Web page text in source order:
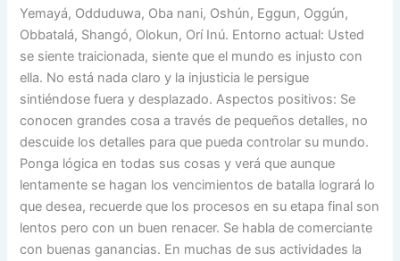
Yemayá, Odduduwa, Oba nani, Oshún, Eggun, Oggún,
Obbatalá, Shangó, Olokun, Orí Inú. Entorno actual: Usted
se siente traicionada, siente que el mundo es injusto con
ella. No está nada claro y la injusticia le persigue
sintiéndose fuera y desplazado. Aspectos positivos: Se
conocen grandes cosa a través de pequeños detalles, no
descuide los detalles para que pueda controlar su mundo.
Ponga lógica en todas sus cosas y verá que aunque
lentamente se hagan los vencimientos de batalla logrará lo
que desea, recuerde que los procesos en su etapa final son
lentos pero con un buen renacer. Se habla de comerciante
con buenas ganancias. En muchas de sus actividades la